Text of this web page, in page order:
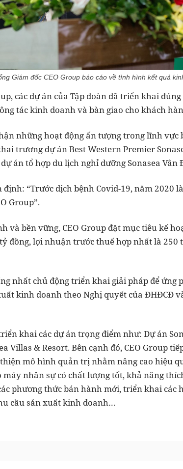
Giám đốc CEO Group báo cáo về tình hình kết quả
các dự án của Tập đoàn đã triển khai
tác kinh doanh và bàn giao cho khách
những hoạt động ấn tượng trong lĩnh vực
trương dự án Best Western Premier
án tổ hợp du lịch nghỉ dưỡng Sonasea Vân
định: “Trước dịch bệnh Covid-19, năm 2020
Group”.
và bền vững, CEO Group đặt mục tiêu kế
đồng, lợi nhuận trước thuế hợp nhất là 250
nhất chủ động triển khai giải pháp để ứng
kinh doanh theo Nghị quyết của ĐHĐCĐ
khai các dự án trọng điểm như: Dự án
Villas & Resort. Bên cạnh đó, CEO Group
mô hình quản trị nhằm nâng cao hiệu
nhân sự có chất lượng tốt, khả năng
phương thức bán hành mới, triển khai các
cầu sản xuất kinh doanh…